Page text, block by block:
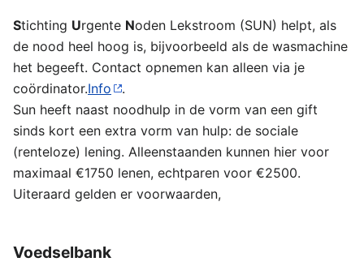
Stichting Urgente Noden Lekstroom (SUN) helpt, als
de nood heel hoog is, bijvoorbeeld als de wasmachine
het begeeft. Contact opnemen kan alleen via je
coördinator.Info
.
Sun heeft naast noodhulp in de vorm van een gift
sinds kort een extra vorm van hulp: de sociale
(renteloze) lening. Alleenstaanden kunnen hier voor
maximaal €1750 lenen, echtparen voor €2500.
Uiteraard gelden er voorwaarden,
Voedselbank